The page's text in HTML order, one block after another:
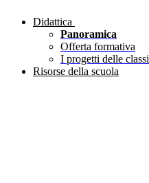
Didattica
Panoramica
Offerta formativa
I progetti delle classi
Risorse della scuola